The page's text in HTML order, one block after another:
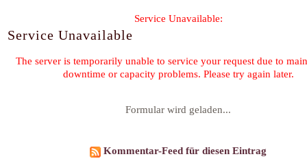
Formular wird geladen...
Kommentar-Feed für diesen Eintrag
Family & Friends: